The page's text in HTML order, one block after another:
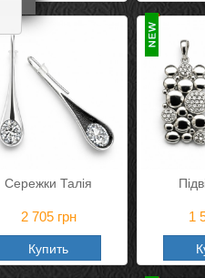
Сережки Талія
2 705грн
Купить
1